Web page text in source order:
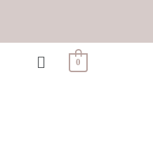
0